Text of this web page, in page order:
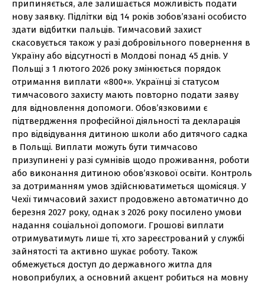
припиняється, але залишається можливість подати
нову заявку. Підлітки від 14 років зобов’язані особисто
здати відбитки пальців. Тимчасовий захист
скасовується також у разі добровільного повернення в
Україну або відсутності в Молдові понад 45 днів. У
Польщі з 1 лютого 2026 року змінюється порядок
отримання виплати «800+». Українці зі статусом
тимчасового захисту мають повторно подати заяву
для відновлення допомоги. Обов’язковими є
підтвердження професійної діяльності та декларація
про відвідування дитиною школи або дитячого садка
в Польщі. Виплати можуть бути тимчасово
призупинені у разі сумнівів щодо проживання, роботи
або виконання дитиною обов’язкової освіти. Контроль
за дотриманням умов здійснюватиметься щомісяця. У
Чехії тимчасовий захист продовжено автоматично до
березня 2027 року, однак з 2026 року посилено умови
надання соціальної допомоги. Грошові виплати
отримуватимуть лише ті, хто зареєстрований у службі
зайнятості та активно шукає роботу. Також
обмежується доступ до державного житла для
новоприбулих, а основний акцент робиться на мовну